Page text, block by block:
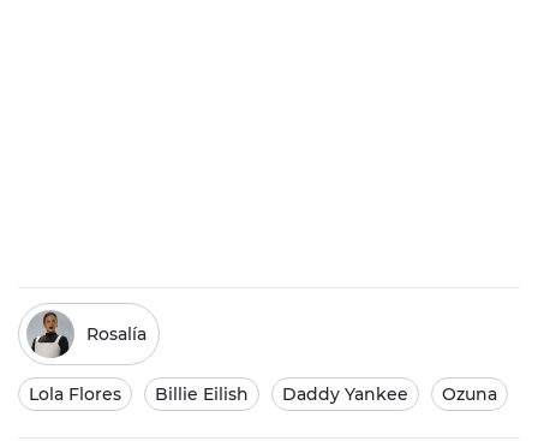
Rosalía
Lola Flores Billie Eilish Daddy Yankee Ozuna